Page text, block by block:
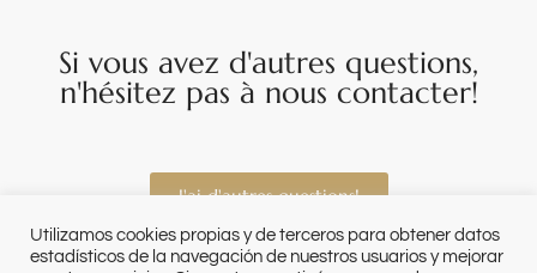
Si vous avez d'autres questions,
n'hésitez pas à nous contacter!
J'ai d'autres questions!
Utilizamos cookies propias y de terceros para obtener datos
estadísticos de la navegación de nuestros usuarios y mejorar